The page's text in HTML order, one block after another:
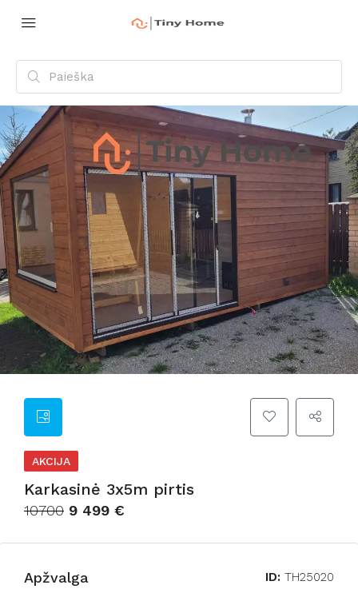
AKCIJA
Karkasinė 3x5m pirtis
10700 9 499 €
Apžvalga ID: TH25020